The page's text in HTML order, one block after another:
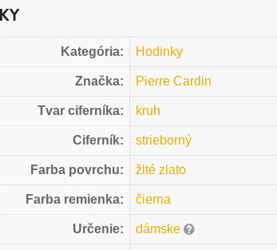
Kategória: Hodinky
Značka: Pierre Cardin
Tvar ciferníka: kruh
Ciferník: strieborný
Farba povrchu: žlté zlato
Farba remienka: čierna
Určenie: dámske